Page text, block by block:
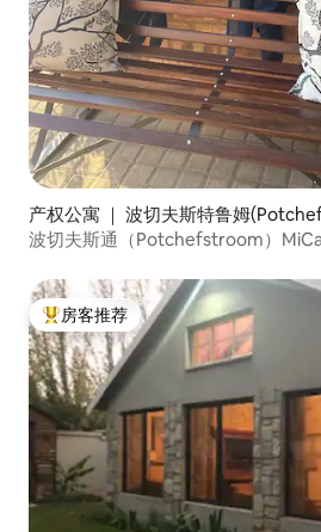
产权公寓 ｜ 波切夫斯特鲁姆
波切夫斯通（Potchefstroom）
热门「房客推荐」
房客推荐